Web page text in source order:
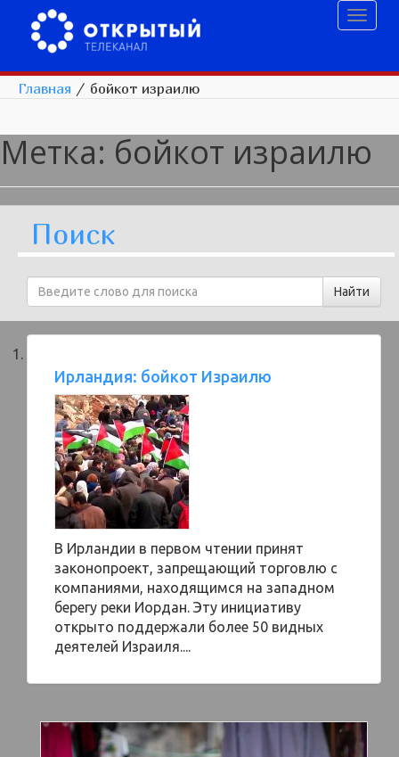
Главная / бойкот израилю
Метка: бойкот израилю
Поиск
Ирландия: бойкот Израилю
В Ирландии в первом чтении принят
законопроект, запрещающий торговлю с
компаниями, находящимся на западном
берегу реки Иордан. Эту инициативу
открыто поддержали более 50 видных
деятелей Израиля....